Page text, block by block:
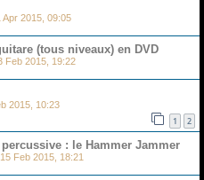
Apr 2015, 09:05
(tous niveaux) en DVD
Feb 2015, 19:22
2015, 10:23
1 2
: le Hammer Jammer
Feb 2015, 18:21